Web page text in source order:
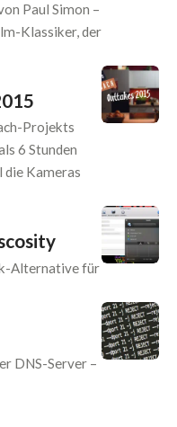
Paul Simon –
Klassiker, der
Projekts
6 Stunden
die Kameras
Alternative für
DNS-Server –